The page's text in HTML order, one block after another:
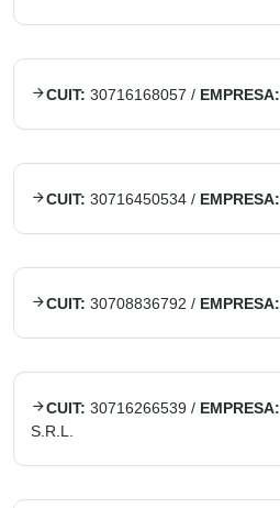
CUIT: 30716168057 / EMPRESA:
CUIT: 30716450534 / EMPRESA:
CUIT: 30708836792 / EMPRESA:
CUIT: 30716266539 / EMPRESA:
S.R.L.